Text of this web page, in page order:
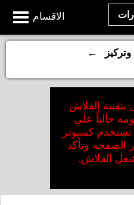
الاقسام
←
بتقنية الفلاش
حالياً على
كمبيوتر
الصفحه وتأكد
الفلاش.